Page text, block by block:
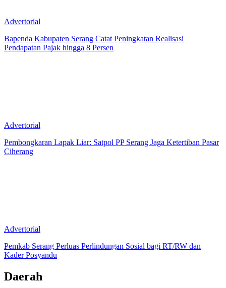
Advertorial
Bapenda Kabupaten Serang Catat Peningkatan Realisasi
Pendapatan Pajak hingga 8 Persen
Advertorial
Pembongkaran Lapak Liar: Satpol PP Serang Jaga Ketertiban Pasar
Ciherang
Advertorial
Pemkab Serang Perluas Perlindungan Sosial bagi RT/RW dan
Kader Posyandu
Daerah